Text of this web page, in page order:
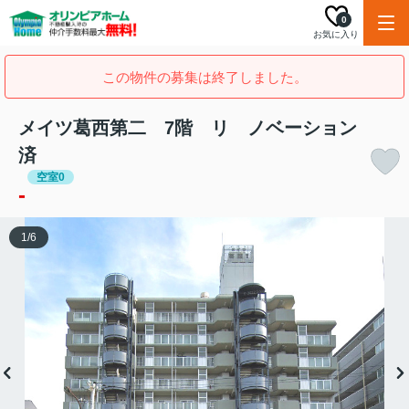
お気に入り
0
この物件の募集は終了しました。
メイツ葛西第二 7階 リ ノベーション
済
空室0
-
1/6